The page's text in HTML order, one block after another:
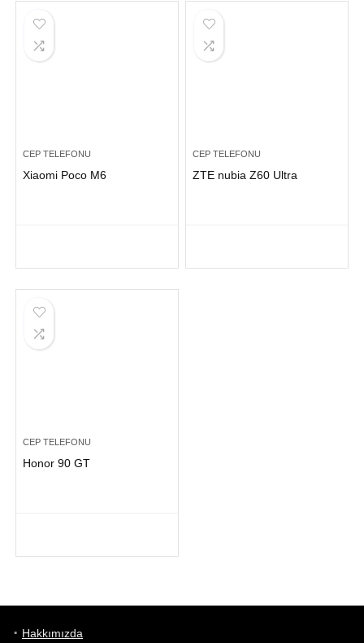
CEP TELEFONU
Xiaomi Poco M6
CEP TELEFONU
ZTE nubia Z60 Ultra
CEP TELEFONU
Honor 90 GT
Hakkımızda